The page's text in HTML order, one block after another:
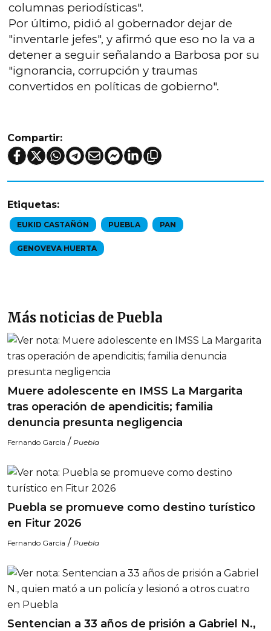
columnas periodísticas".
Por último, pidió al gobernador dejar de
"inventarle jefes", y afirmó que eso no la va a
detener a seguir señalando a Barbosa por su
"ignorancia, corrupción y traumas
convertidos en políticas de gobierno".
Compartir:
Etiquetas:
EUKID CASTAÑÓN PUEBLA PAN
GENOVEVA HUERTA
Más noticias de Puebla
Muere adolescente en IMSS La Margarita
tras operación de apendicitis; familia
denuncia presunta negligencia
Fernando García / Puebla
Puebla se promueve como destino turístico
en Fitur 2026
Fernando García / Puebla
Sentencian a 33 años de prisión a Gabriel N.,